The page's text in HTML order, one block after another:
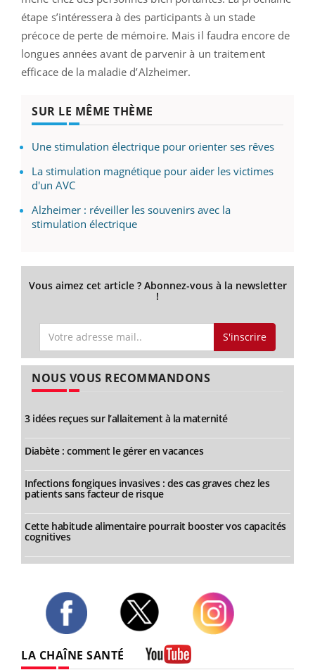
étape s’intéressera à des participants à un stade
précoce de perte de mémoire. Mais il faudra encore de
longues années avant de parvenir à un traitement
efficace de la maladie d’Alzheimer.
SUR LE MÊME THÈME
Une stimulation électrique pour orienter ses rêves
La stimulation magnétique pour aider les victimes
d'un AVC
Alzheimer : réveiller les souvenirs avec la
stimulation électrique
Vous aimez cet article ? Abonnez-vous à la newsletter
!
S'inscrire
NOUS VOUS RECOMMANDONS
3 idées reçues sur l’allaitement à la maternité
Diabète : comment le gérer en vacances
Infections fongiques invasives : des cas graves chez les
patients sans facteur de risque
Cette habitude alimentaire pourrait booster vos capacités
cognitives
LA CHAÎNE SANTÉ